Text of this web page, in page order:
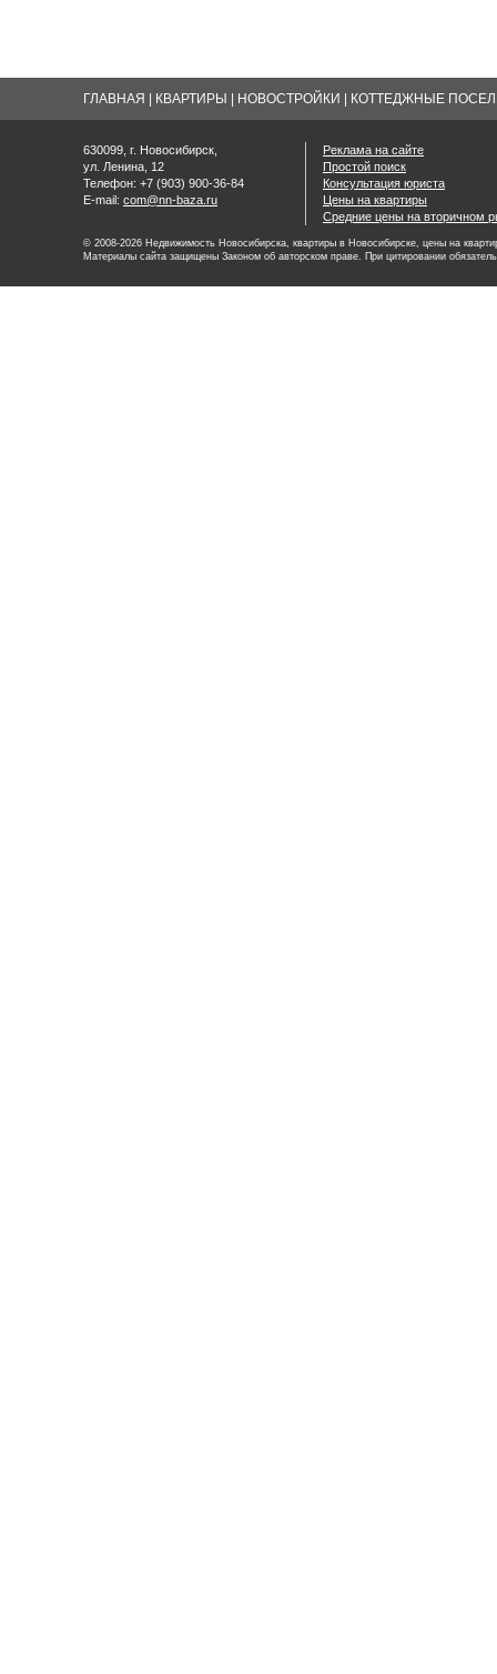
ГЛАВНАЯ КВАРТИРЫ НОВОСТРОЙКИ КОТТЕДЖНЫЕ
630099, г. Новосибирск,
ул. Ленина, 12
Телефон: +7 (903) 900-36-84
E-mail: com@nn-baza.ru
Реклама на сайте
Простой поиск
Консультация юриста
Цены на квартиры
Средние цены на вторичном
© 2008-2026 Недвижимость Новосибирска, квартиры в Новосибирске, цены на
Материалы сайта защищены Законом об авторском праве. При цитировании